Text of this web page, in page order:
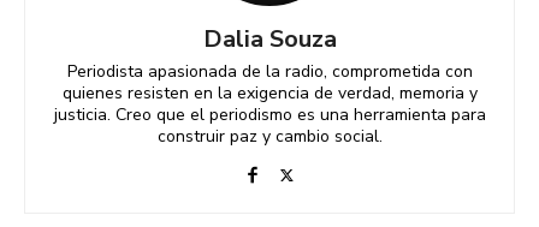
Dalia Souza
Periodista apasionada de la radio, comprometida con
quienes resisten en la exigencia de verdad, memoria y
justicia. Creo que el periodismo es una herramienta para
construir paz y cambio social.